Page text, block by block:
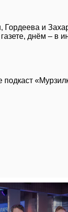
Гордеева и
днём – в
подкаст